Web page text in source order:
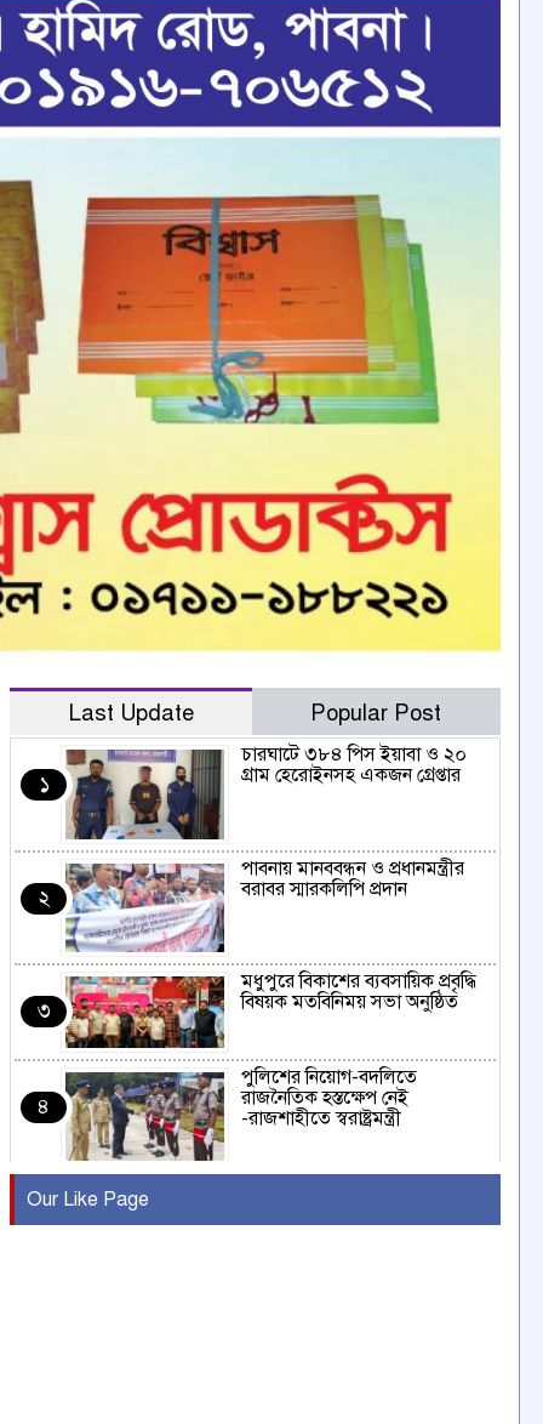
Last Update Popular Post
১
চারঘাটে ৩৮৪ পিস ইয়াবা ও ২০
গ্রাম হেরোইনসহ একজন গ্রেপ্তার
২
পাবনায় মানববন্ধন ও প্রধানমন্ত্রীর
বরাবর স্মারকলিপি প্রদান
৩
মধুপুরে বিকাশের ব্যবসায়িক প্রবৃদ্ধি
বিষয়ক মতবিনিময় সভা অনুষ্ঠিত
৪
পুলিশের নিয়োগ-বদলিতে
রাজনৈতিক হস্তক্ষেপ নেই
-রাজশাহীতে স্বরাষ্ট্রমন্ত্রী
৫
Our Like Page